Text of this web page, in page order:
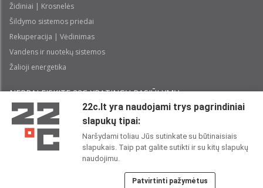
Židiniai | Krosnelės
Šildymo sistemos priedai
Rekuperacija | Vėdinimas
Vandens ir nuotekų sistemos
Žalioji energetika
NEPRALEISKITE 22С YPATINGŲ PASIŪLYMŲ:
Perskaičiau ir sutinku su 22CPrivatumo politika
22c.lt yra naudojami trys pagrindiniai
slapukų tipai:
Naršydami toliau Jūs sutinkate su būtinaisiais
slapukais. Taip pat galite sutikti ir su kitų slapukų
naudojimu.
Patvirtinti pažymėtus